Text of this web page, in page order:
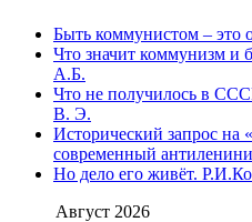
Быть коммунистом – это
Что значит коммунизм и
А.Б.
Что не получилось в
В. Э.
Исторический запрос на
современный
Но дело его живёт.
Август 2026